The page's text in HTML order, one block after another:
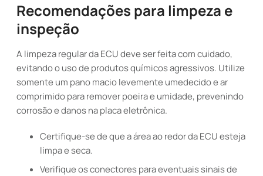
Recomendações para limpeza e
inspeção
A limpeza regular da ECU deve ser feita com cuidado,
evitando o uso de produtos químicos agressivos. Utilize
somente um pano macio levemente umedecido e ar
comprimido para remover poeira e umidade, prevenindo
corrosão e danos na placa eletrônica.
Certifique-se de que a área ao redor da ECU esteja
limpa e seca.
Verifique os conectores para eventuais sinais de